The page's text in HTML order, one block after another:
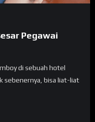
Pegawai
di sebuah hotel
sebenernya, bisa liat-liat